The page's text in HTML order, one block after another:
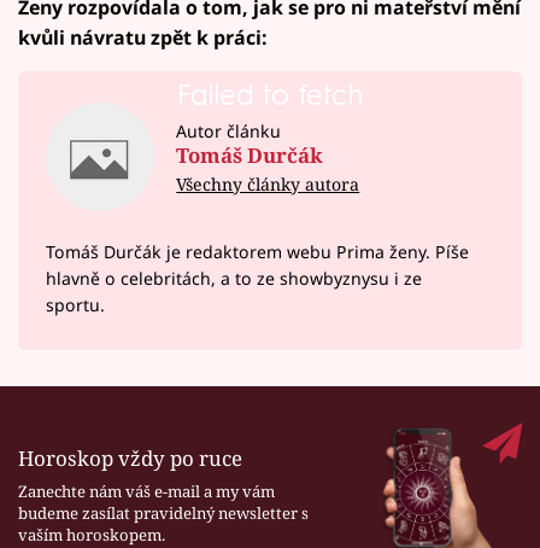
Ženy rozpovídala o tom, jak se pro ni mateřství mění
kvůli návratu zpět k práci:
Failed to fetch
Autor článku
Tomáš Durčák
Všechny články autora
Tomáš Durčák je redaktorem webu Prima ženy. Píše
hlavně o celebritách, a to ze showbyznysu i ze
sportu.
Horoskop vždy po ruce
Zanechte nám váš e-mail a my vám
budeme zasílat pravidelný newsletter s
vaším horoskopem.